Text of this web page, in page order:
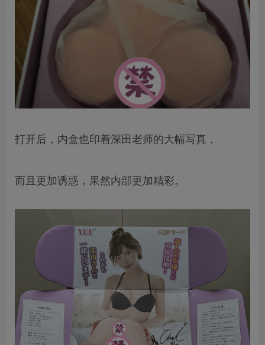
打开后，内盒也印着深田老师的大幅写真，
而且更加诱惑，果然内部更加精彩。